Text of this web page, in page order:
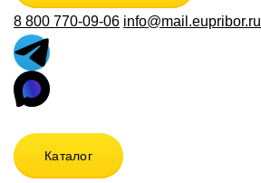
8 800 770-09-06 info@mail.eupribor.ru
Каталог